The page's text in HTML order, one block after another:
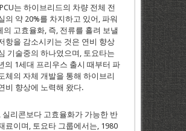
는 하이브리드의 차량 전체 전
의 약 20%를 차지하고 있어, 파워
의 고효율화, 즉, 전류를 흘려 보낼
항을 감소시키는 것은 연비 향상
기술중의 하나였으며, 토요타는
의 1세대 프리우스 출시 때부터 파
체의 자체 개발을 통해 하이브리
비 향상에 노력해 왔다.
실리콘보다 고효율화가 가능한 반
료이며, 토요타 그룹에서는, 1980